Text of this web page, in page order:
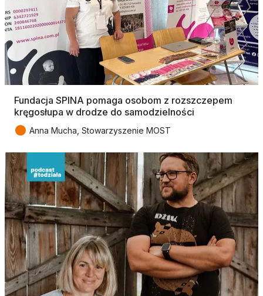
Fundacja SPINA pomaga osobom z rozszczepem
kręgosłupa w drodze do samodzielności
● Anna Mucha, Stowarzyszenie MOST